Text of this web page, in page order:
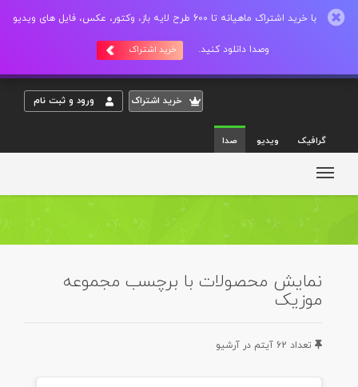
با خرید اشتراک ماهیانه تا 600 طرح لایه باز، وکتور، عکس، فایل های ویدیو
وصدا دانلود کنید. خرید اشتراک
خريد اشتراک ورود و ثبت نام
گرافیک ویدیو صدا
نمایش محصولات با برچسب مجموعه
موزیک
تعداد 62 آيتم در آرشيو